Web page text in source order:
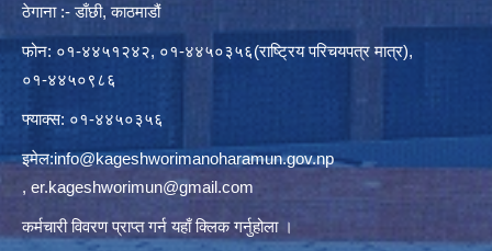
ठेगाना :- डाँछी, काठमाडौं
फोन: ०१-४४५१२४२, ०१-४४५०३५६(राष्ट्रिय परिचयपत्र मात्र),
०१-४४५०९८६
फ्याक्स: ०१-४४५०३५६
इमेल:info@kageshworimanoharamun.gov.np
, er.kageshworimun@gmail.com
कर्मचारी विवरण प्राप्त गर्नयहाँ क्लिकगर्नुहोला ।